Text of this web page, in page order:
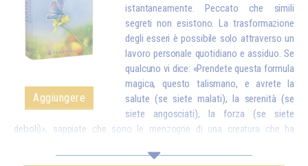
Aggiungere
istantaneamente. Peccato che simili
segreti non esistono. La trasformazione
degli esseri è possibile solo attraverso un
lavoro personale quotidiano e assiduo. Se
qualcuno vi dice: «Prendete questa formula
magica, questo talismano, e avrete la
salute (se siete malati), la serenità (se
siete angosciati), la forza (se siete
deboli)», sappiate che sono le menzogne di una creatura che ha
possibile, ma solo se fate degli sforzi. A quel punto, ciò che avrete